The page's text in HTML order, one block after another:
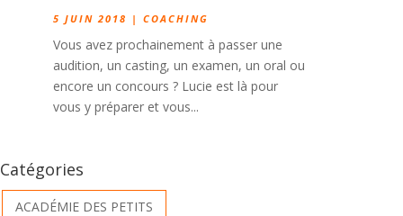
5 JUIN 2018 | COACHING
Vous avez prochainement à passer une
audition, un casting, un examen, un oral ou
encore un concours ? Lucie est là pour
vous y préparer et vous...
Catégories
ACADÉMIE DES PETITS